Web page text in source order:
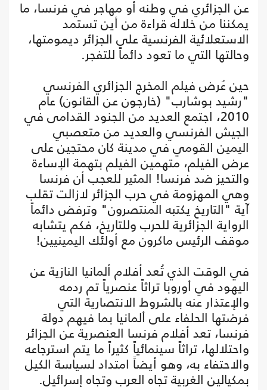
عن الجزائري في وطنه أو مهاجر في فرنسا، ما
يمكننا من خلاله قراءة من أين تستمد
الاستعلائية الفرنسية على الجزائر ديمومتها،
وحالتها التي ما تعود دائماً للتفجر.
حين عُرض فيلم المخرج الجزائري الفرنسي
"رشيد بوشارب" (خارجون عن القانون) عام
2010، اجتمع العديد من الجنود القدامى في
الجيش الفرنسي والعديد من متعصبي
اليمين القومي في مدينة كان محتجين على
عرض الفيلم، متهمين الفيلم بتهمة الإساءة
والتحيز ضد فرنسا! المثير للعجب أن فرنسا
وهي المهزومة في حرب الجزائر لازالت تقلب
آية "التاريخ يكتبه المنتصرون" وترفض دائماً
الرواية الجزائرية للحرب وللتاريخ، فكم يتشابه
موقف الرئيس ماكرون مع أولئك اليمينيين!
في الوقت الذي تُعد أفلام ألمانيا النازية عن
اليهود في أوروبا تراثاً عنصرياً تم ردمه
والإعتذار عنه بالشروط الانتصارية التي
فرضتها الحلفاء على ألمانيا بما فيهم دولة
فرنسا، تعد أفلام فرنسا العنصرية عن الجزائر
واحتلالها، تراثاً سينمائياً كثيراً ما يتم استرجاعه
والاحتفاء به، وهو أيضاً امتداد لسياسة الكيل
بمكيالين الغربية تجاه العرب وتجاه إسرائيل.